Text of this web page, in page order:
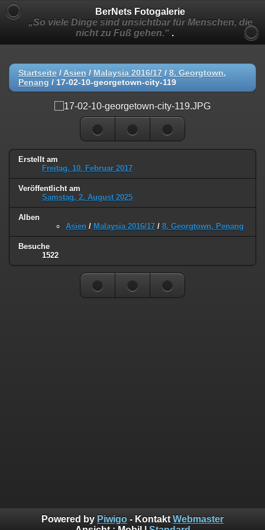
BerNets Fotogalerie
„So viele Dinge sind unsichtbar für Menschen, die
nicht zu Fuß gehen.“ .
Startseite / Asien / Malaysia 2016/17 / 8. Georgtown,
Penang / 17-02-10-georgetown-city-119
Erstellt am
Freitag, 10. Februar 2017
Veröffentlicht am
Samstag, 2. August 2025
Alben
Asien / Malaysia 2016/17 / 8. Georgtown, Penang
Besuche
1522
Powered by Piwigo - Kontakt Webmaster